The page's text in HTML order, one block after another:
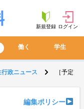
新規登録 ログイン
働く 学生
行政ニュース ［予定
編集ポリシー